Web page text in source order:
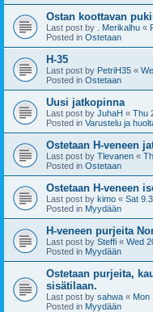
Ostan koottavan
Last post by . Merikalhu «
Posted in Ostetaan
H-35
Last post by PetriH35 «
Posted in Ostetaan
Uusi jatkopinna
Last post by JuhaH « Thu
Posted in Varustelu ja
Ostetaan H-veneen
Last post by Tlevanen «
Posted in Ostetaan
Ostetaan H-veneen
Last post by kimo « Sat
Posted in Myydään
H-veneen purjeita
Last post by Steffi « Wed
Posted in Myydään
Ostetaan purjeita,
sisätilaan.
Last post by sahwa « Mon
Posted in Myydään